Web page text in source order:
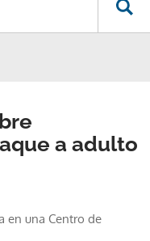
a adulto
en una Centro de